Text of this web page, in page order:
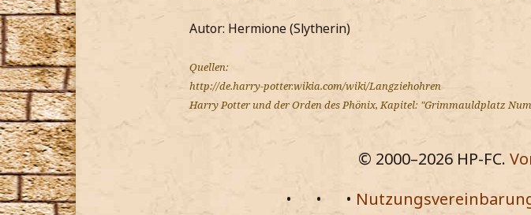
Autor: Hermione (Slytherin)
Quellen:
http://de.harry-potter.wikia.com/wiki/Langziehohren
Harry Potter und der Orden des Phönix, Kapitel: "Grimmauldplatz
© 2000–2026 HP-FC.
•
• •